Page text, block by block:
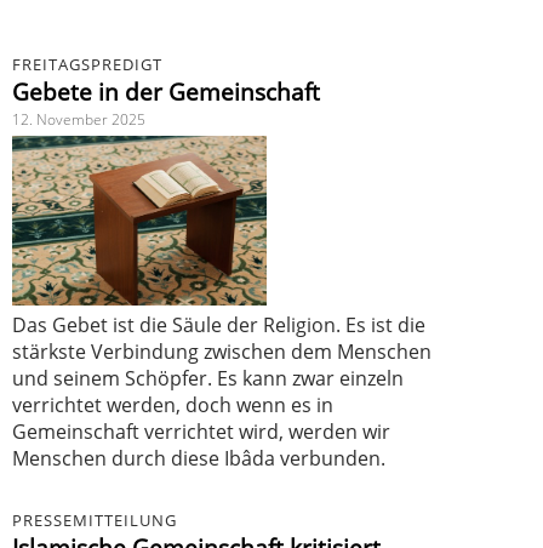
FREITAGSPREDIGT
Gebete in der Gemeinschaft
12. November 2025
Das Gebet ist die Säule der Religion. Es ist die
stärkste Verbindung zwischen dem Menschen
und seinem Schöpfer. Es kann zwar einzeln
verrichtet werden, doch wenn es in
Gemeinschaft verrichtet wird, werden wir
Menschen durch diese Ibâda verbunden.
PRESSEMITTEILUNG